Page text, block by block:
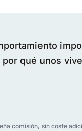
qué unos
comisión, sin coste